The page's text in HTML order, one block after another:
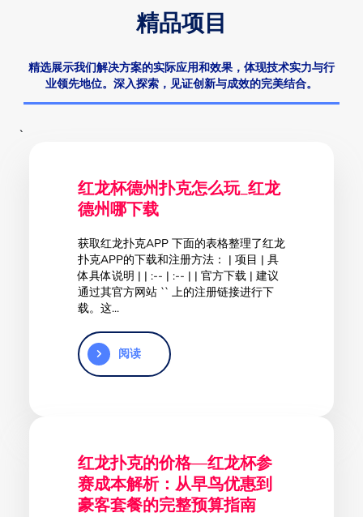
精品项目
精选展示我们解决方案的实际应用和效果，体现技术实力与行
业领先地位。深入探索，见证创新与成效的完美结合。
`
红龙杯德州扑克怎么玩_红龙
德州哪下载
获取红龙扑克APP 下面的表格整理了红龙
扑克APP的下载和注册方法： | 项目 | 具
体具体说明 | | :-- | :-- | | 官方下载 | 建议
通过其官方网站 `` 上的注册链接进行下
载。这...
阅读
红龙扑克的价格—红龙杯参
赛成本解析：从早鸟优惠到
豪客套餐的完整预算指南